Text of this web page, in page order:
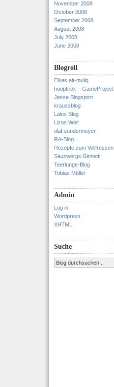
November 2008
October 2008
September 2008
August 2008
July 2008
June 2008
Blogroll
Elkes alt-mulig
hooptrick – GameProject
Jesse Blogsport
kraussblog
Lains Blog
Lizas Welt
olaf sundermeyer
RA-Blog
Rezepte zum Vollfressen
Sauzwergs Gimletti
Teerlunge-Blog
Tobias Müller
Admin
Log in
Wordpress
XHTML
Suche